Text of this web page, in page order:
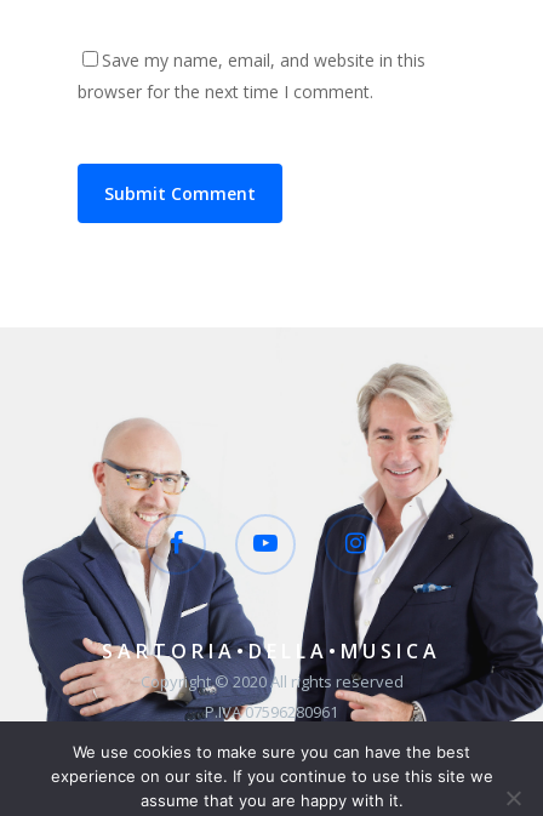
Save my name, email, and website in this
browser for the next time I comment.
SARTORIA•DELLA•MUSICA
Copyright © 2020 All rights reserved
P.IVA 07596280961
Website by Jolieadv
Privacy & Cookie Policy
We use cookies to make sure you can have the best
experience on our site. If you continue to use this site we
assume that you are happy with it.